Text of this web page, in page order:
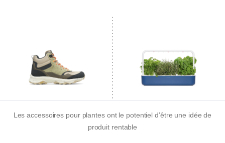
Les accessoires pour plantes ont le potentiel d’être une idée de
produit rentable